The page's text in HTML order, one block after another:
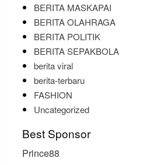
BERITA MASKAPAI
BERITA OLAHRAGA
BERITA POLITIK
BERITA SEPAKBOLA
berita viral
berita-terbaru
FASHION
Uncategorized
Best Sponsor
Prince88